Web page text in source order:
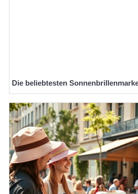
Die beliebtesten